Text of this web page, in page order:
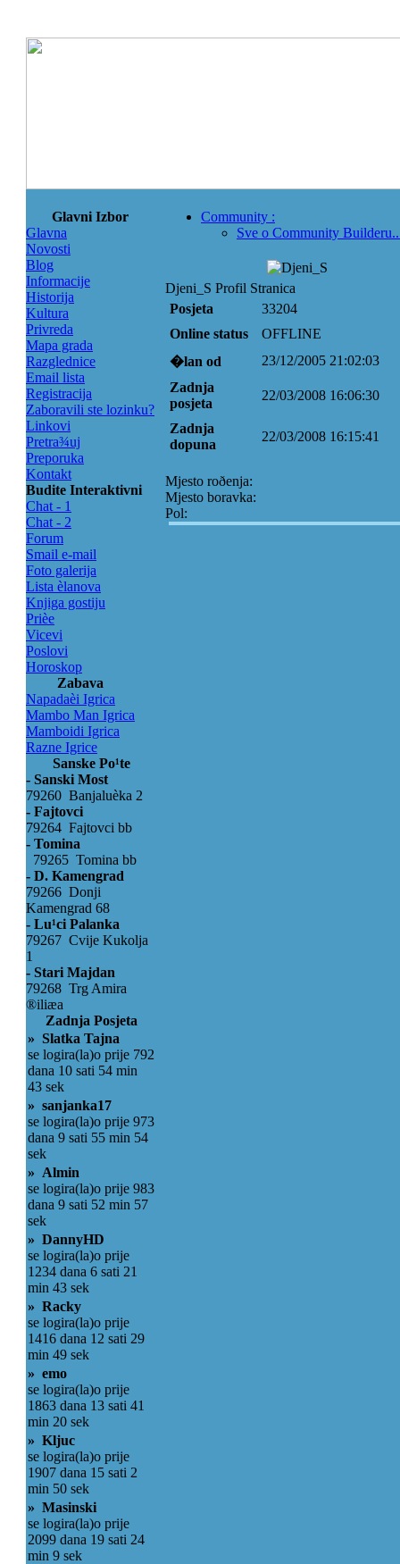
Glavni Izbor
Glavna
Novosti
Blog
Informacije
Historija
Kultura
Privreda
Mapa grada
Razglednice
Email lista
Registracija
Zaboravili ste lozinku?
Linkovi
Pretra¾uj
Preporuka
Kontakt
Budite Interaktivni
Chat - 1
Chat - 2
Forum
Smail e-mail
Foto galerija
Lista èlanova
Knjiga gostiju
Prièe
Vicevi
Poslovi
Horoskop
Zabava
Napadaèi Igrica
Mambo Man Igrica
Mamboidi Igrica
Razne Igrice
Sanske Po¹te
- Sanski Most
79260 Banjaluèka 2
- Fajtovci
79264 Fajtovci bb
- Tomina
79265 Tomina bb
- D. Kamengrad
79266 Donji
Kamengrad 68
- Lu¹ci Palanka
79267 Cvije Kukolja
1
- Stari Majdan
79268 Trg Amira
®iliæa
Zadnja Posjeta
» Slatka Tajna
se logira(la)o prije 792
dana 10 sati 54 min
43 sek
» sanjanka17
se logira(la)o prije 973
dana 9 sati 55 min 54
sek
» Almin
se logira(la)o prije 983
dana 9 sati 52 min 57
sek
» DannyHD
se logira(la)o prije
1234 dana 6 sati 21
min 43 sek
» Racky
se logira(la)o prije
1416 dana 12 sati 29
min 49 sek
» emo
se logira(la)o prije
1863 dana 13 sati 41
min 20 sek
» Kljuc
se logira(la)o prije
1907 dana 15 sati 2
min 50 sek
» Masinski
se logira(la)o prije
2099 dana 19 sati 24
min 9 sek
Community :
Sve o Community
Djeni_S Profil Stranica
Posjeta
33204
Online status
OFFLINE
�lan od
23/12/2005 21:02:03
Zadnja
posjeta
22/03/2008 16:06:30
Zadnja
dopuna
22/03/2008 16:15:41
Mjesto roðenja:
Mjesto boravka:
Pol: